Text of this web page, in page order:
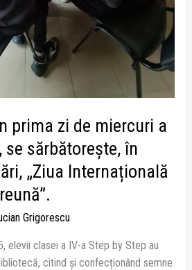
prima zi de miercuri a
sărbătorește, în
„Ziua Internațională
Grigorescu
elevii clasei a IV-a Step by Step au
citind și confecționând semne